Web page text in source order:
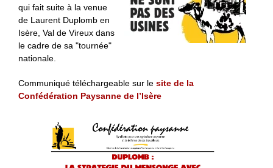
qui fait suite à la venue
de Laurent Duplomb en
Isère, Val de Vireux dans
le cadre de sa "tournée"
nationale.
Communiqué téléchargeable sur le site de la
Confédération Paysanne de l’Isère